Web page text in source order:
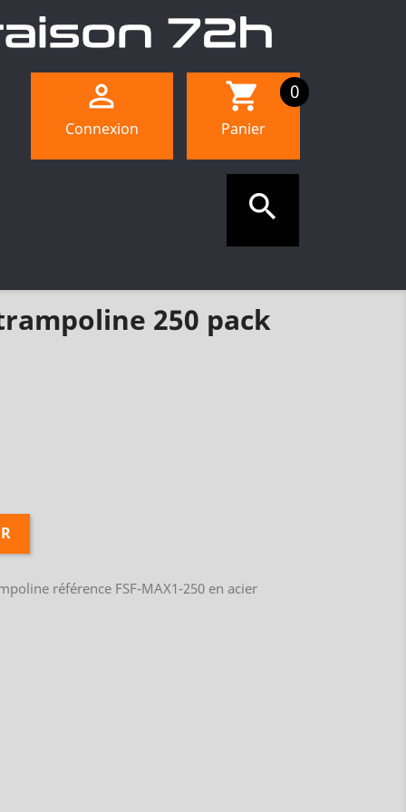

Connexion
shopping_cart
Panier
0

250 pack
référence FSF-MAX1-250 en acier